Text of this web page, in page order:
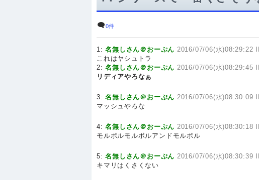
0件
1:名無しさん＠おーぷん 2016/07/06(水)08:29:22
これはヤシュトラ
2:名無しさん＠おーぷん 2016/07/06(水)08:29:45
リディアやろなぁ
3:名無しさん＠おーぷん 2016/07/06(水)08:30:09
マッシュやろな
4:名無しさん＠おーぷん 2016/07/06(水)08:30:18
モルボルモルボルアンドモルボル
5:名無しさん＠おーぷん 2016/07/06(水)08:30:39
キマリはくさくない